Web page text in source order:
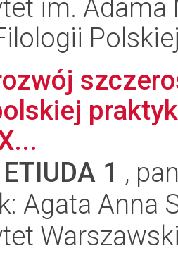
im.
ETIUDA 1 ,
Agata Anna